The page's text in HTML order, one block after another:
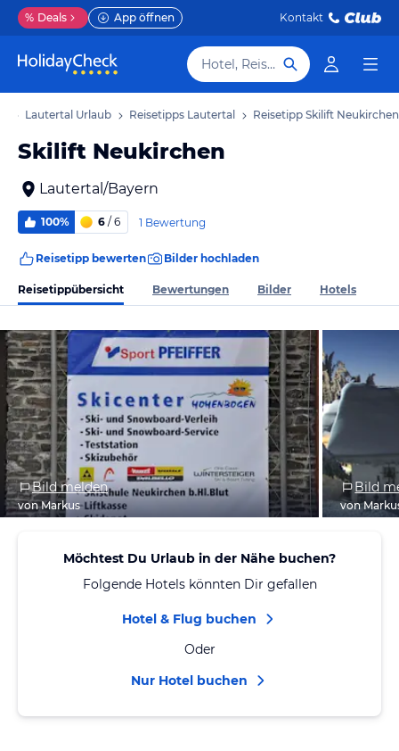
% Deals App öffnen Kontakt
Hotel, Reiseziel
Lautertal Urlaub Reisetipps Lautertal Reisetipp Skilift Neukirchen
Skilift Neukirchen
Lautertal/Bayern
100% 6 / 6 1 Bewertung
Reisetipp bewerten Bilder hochladen
Reisetippübersicht Bewertungen Bilder Hotels
Bild melden
von Markus
Bild
von
Möchtest Du Urlaub in der Nähe buchen?
Folgende Hotels könnten Dir gefallen
Hotel & Flug buchen
Oder
Nur Hotel buchen